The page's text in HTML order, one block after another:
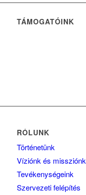
TÁMOGATÓINK
RÓLUNK
Történetünk
Víziónk és missziónk
Tevékenységeink
Szervezeti felépítés